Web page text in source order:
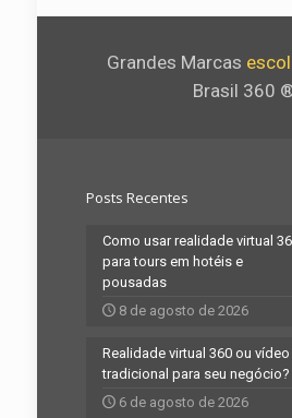
Grandes Marcas
Brasil 360
Posts Recentes
Como usar realidade virtual
para tours em hotéis e
pousadas
8 de agosto de 2026
Realidade virtual 360 ou vídeo
tradicional para seu negócio?
6 de agosto de 2026